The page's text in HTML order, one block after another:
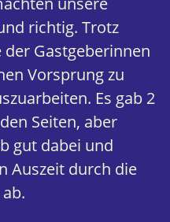
richtig. Trotz
Gastgeberinnen
Vorsprung zu
Es gab 2
Seiten, aber
gut dabei und
Auszeit durch die